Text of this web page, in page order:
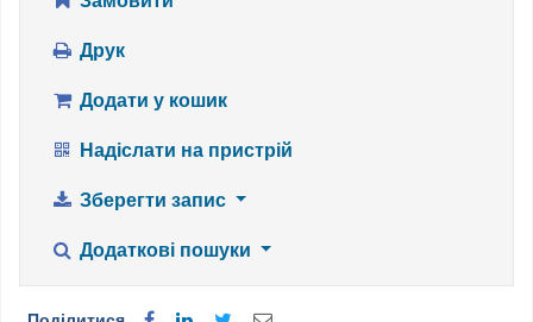
Друк
Додати у кошик
Надіслати на пристрій
Зберегти запис
Додаткові пошуки